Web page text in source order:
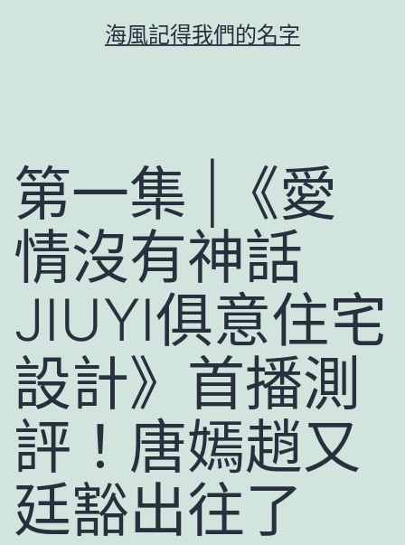
海風記得我們的名字
第一集 |《愛
情沒有神話
JIUYI俱意住宅
設計》首播測
評！唐嫣趙又
廷豁出往了